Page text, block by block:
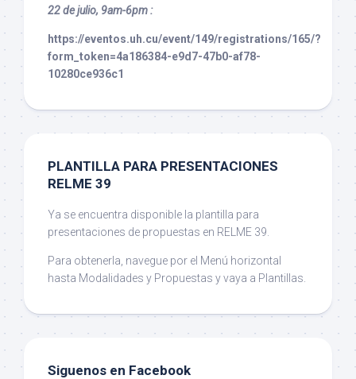
22 de julio, 9am-6pm :
https://eventos.uh.cu/event/149/registrations/165/?
form_token=4a186384-e9d7-47b0-af78-
10280ce936c1
PLANTILLA PARA PRESENTACIONES
RELME 39
Ya se encuentra disponible la plantilla para
presentaciones de propuestas en RELME 39.
Para obtenerla, navegue por el Menú horizontal
hasta Modalidades y Propuestas y vaya a Plantillas.
Siguenos en Facebook